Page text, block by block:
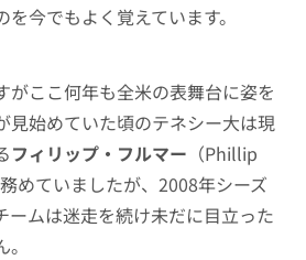
今でもよく覚えています。
がここ何年も全米の表舞台に姿を
見始めていた頃のテネシー大は現
フィリップ・フルマー （Phillip
めていましたが、2008年シーズ
ームは迷走を続け未だに目立った